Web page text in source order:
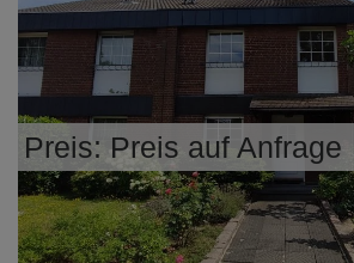
Preis: Preis auf Anfrage